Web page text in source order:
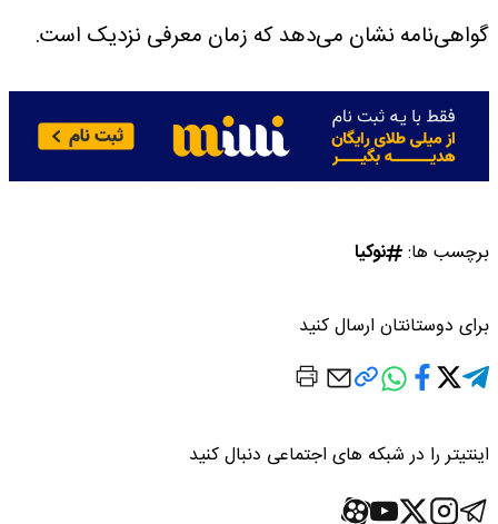
گواهی‌نامه نشان می‌دهد که زمان معرفی نزدیک است.
برچسب ها: نوکیا
برای دوستانتان ارسال کنید
اینتیتر را در شبکه های اجتماعی دنبال کنید